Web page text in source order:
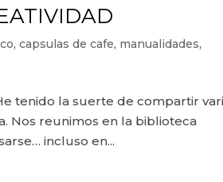
,capsulas de cafe, manualidades,
tenido la suerte de compartir
Nos reunimos en la biblioteca
incluso en...